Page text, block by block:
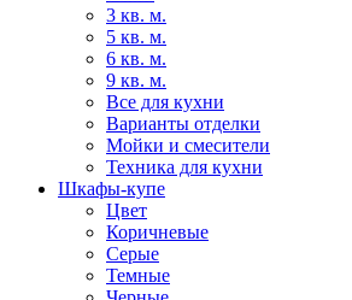
3 кв. м.
5 кв. м.
6 кв. м.
9 кв. м.
Все для кухни
Варианты отделки
Мойки и смесители
Техника для кухни
Шкафы-купе
Цвет
Коричневые
Серые
Темные